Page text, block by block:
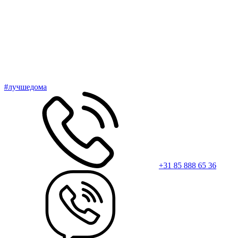
#лучшедома
+31 85 888 65 36